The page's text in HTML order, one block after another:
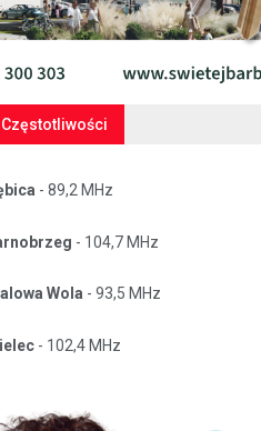
Częstotliwości
- 89,2 MHz
- 104,7 MHz
Wola - 93,5 MHz
- 102,4 MHz